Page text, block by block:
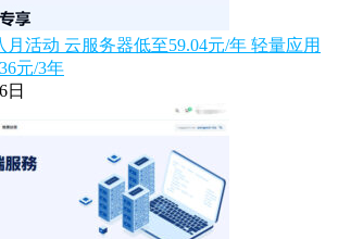
月活动 云服务器低至59.04元/年 轻量应用
元/3年
日